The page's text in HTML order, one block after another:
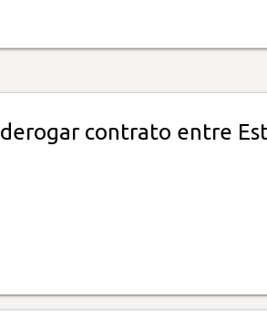
contrato entre